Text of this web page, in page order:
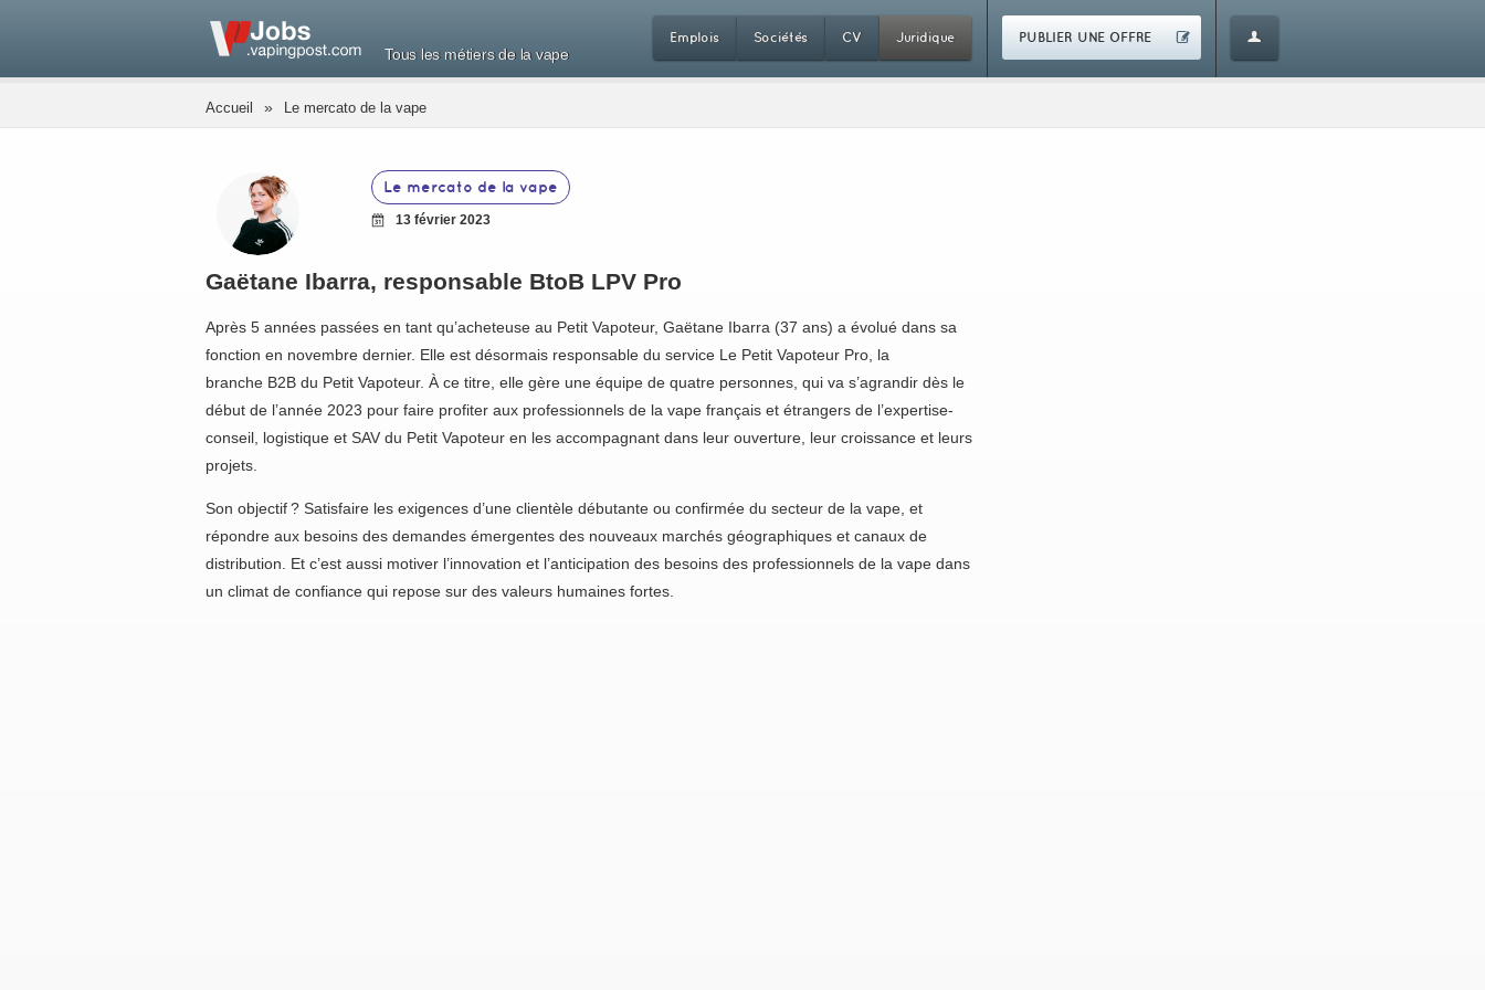
Tous les métiers de la vape
Emplois Sociétés CV Juridique PUBLIER UNE OFFRE
Accueil » Le mercato de la vape
Le mercato de la vape
13 février 2023
Gaëtane Ibarra, responsable BtoB LPV Pro
Après 5 années passées en tant qu’acheteuse au Petit Vapoteur, Gaëtane Ibarra (37 ans) a évolué dans sa
fonction en novembre dernier. Elle est désormais responsable du service Le Petit Vapoteur Pro, la
branche B2B du Petit Vapoteur. À ce titre, elle gère une équipe de quatre personnes, qui va s’agrandir dès le
début de l’année 2023 pour faire profiter aux professionnels de la vape français et étrangers de l’expertise-
conseil, logistique et SAV du Petit Vapoteur en les accompagnant dans leur ouverture, leur croissance et leurs
projets.
Son objectif ? Satisfaire les exigences d’une clientèle débutante ou confirmée du secteur de la vape, et
répondre aux besoins des demandes émergentes des nouveaux marchés géographiques et canaux de
distribution. Et c’est aussi motiver l’innovation et l’anticipation des besoins des professionnels de la vape dans
un climat de confiance qui repose sur des valeurs humaines fortes.